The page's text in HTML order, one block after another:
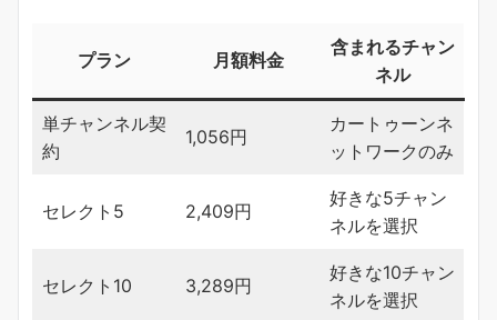
プラン 月額料金
含まれるチャン
ネル
単チャンネル契
約
1,056円
カートゥーンネ
ットワークのみ
セレクト5 2,409円
好きな5チャン
ネルを選択
セレクト10 3,289円
好きな10チャン
ネルを選択